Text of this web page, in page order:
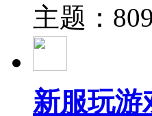
主题：809
新服玩游